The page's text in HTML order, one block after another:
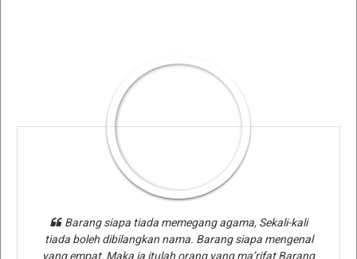
Barang siapa tiada memegang agama, Sekali-kali
tiada boleh dibilangkan nama. Barang siapa mengenal
yang empat, Maka ia itulah orang yang ma’rifat Barang